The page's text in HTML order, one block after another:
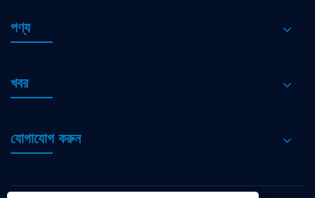
পণ্য
খবর
যোগাযোগ করুন